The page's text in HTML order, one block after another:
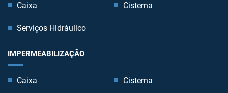
Caixa Cisterna
Serviços Hidráulico
IMPERMEABILIZAÇÃO
Caixa Cisterna